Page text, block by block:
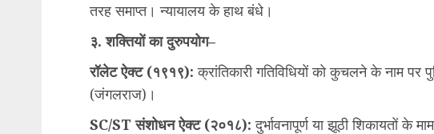
तरह समाप्त। न्यायालय के हाथ बंधे।
३. शक्तियों का दुरुपयोग–
रॉलेट ऐक्ट (१९१९): क्रांतिकारी गतिविधियों को कुचलने के नाम पर
(जंगलराज)।
SC/ST संशोधन ऐक्ट (२०१८): दुर्भावनापूर्ण या झूठी शिकायतों के